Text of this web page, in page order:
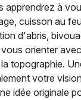
apprendrez à
cuisson au
d'abris,
orienter
topographie.
votre
idée originale